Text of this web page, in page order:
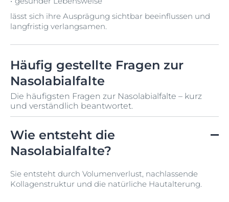
lässt sich ihre Ausprägung sichtbar beeinflussen und
langfristig verlangsamen.
Häufig gestellte Fragen zur
Nasolabialfalte
Die häufigsten Fragen zur Nasolabialfalte – kurz
und verständlich beantwortet.
Wie entsteht die
Nasolabialfalte?
Sie entsteht durch Volumenverlust, nachlassende
Kollagenstruktur und die natürliche Hautalterung.